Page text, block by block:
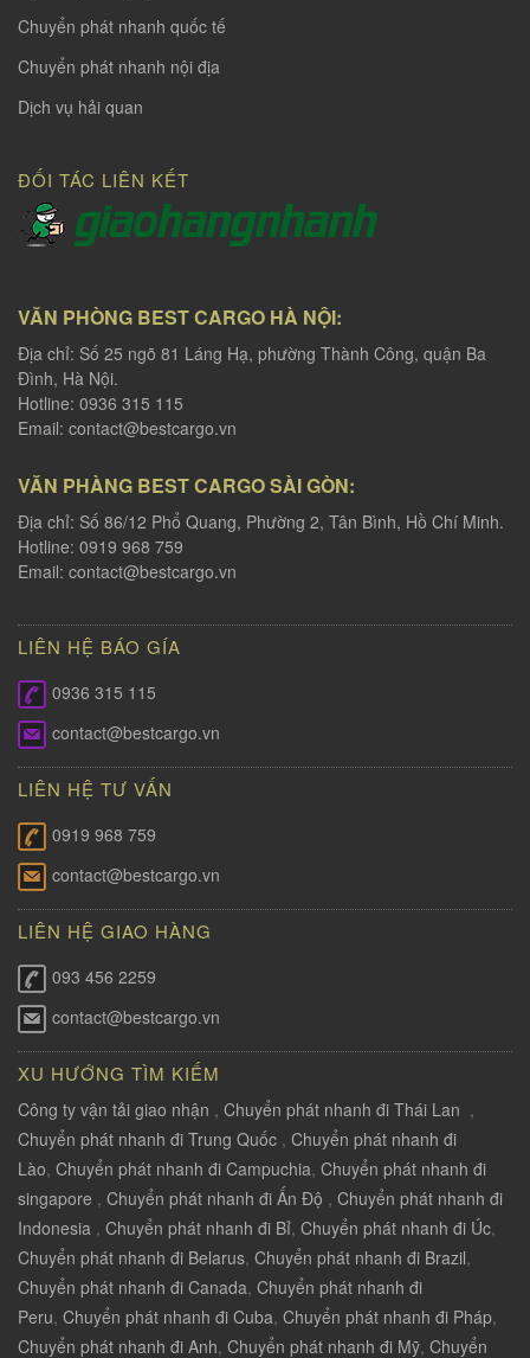
Chuyển phát nhanh quốc tế
Chuyển phát nhanh nội địa
Dịch vụ hải quan
ĐỐI TÁC LIÊN KẾT
VĂN PHÒNG BEST CARGO HÀ NỘI:
Địa chỉ: Số 25 ngõ 81 Láng Hạ, phường Thành Công, quận Ba
Đình, Hà Nội.
Hotline: 0936 315 115
Email: contact@bestcargo.vn
VĂN PHÀNG BEST CARGO SÀI GÒN:
Địa chỉ: Số 86/12 Phổ Quang, Phường 2, Tân Bình, Hồ Chí Minh.
Hotline: 0919 968 759
Email: contact@bestcargo.vn
LIÊN HỆ BÁO GÍA
0936 315 115
contact@bestcargo.vn
LIÊN HỆ TƯ VẤN
0919 968 759
contact@bestcargo.vn
LIÊN HỆ GIAO HÀNG
093 456 2259
contact@bestcargo.vn
XU HƯỚNG TÌM KIẾM
Công ty vận tải giao nhận , Chuyển phát nhanh đi Thái Lan ,
Chuyển phát nhanh đi Trung Quốc , Chuyển phát nhanh đi
Lào, Chuyển phát nhanh đi Campuchia, Chuyển phát nhanh đi
singapore , Chuyển phát nhanh đi Ấn Độ , Chuyển phát nhanh đi
Indonesia , Chuyển phát nhanh đi Bỉ, Chuyển phát nhanh đi Úc,
Chuyển phát nhanh đi Belarus, Chuyển phát nhanh đi Brazil,
Chuyển phát nhanh đi Canada, Chuyển phát nhanh đi
Peru, Chuyển phát nhanh đi Cuba, Chuyển phát nhanh đi Pháp,
Chuyển phát nhanh đi Anh, Chuyển phát nhanh đi Mỹ, Chuyển